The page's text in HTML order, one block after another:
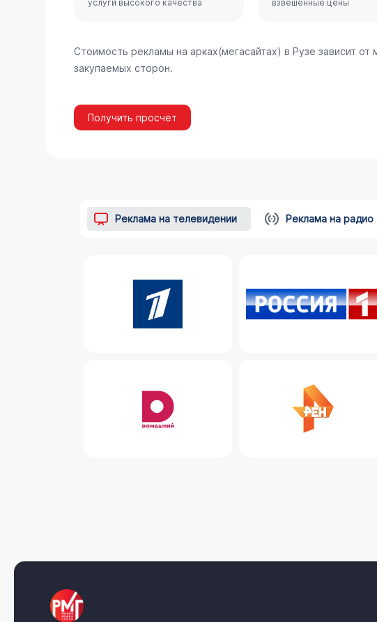
услуги высокого качества взвешенные цены
Стоимость рекламы на арках(мегасайтах) в Рузе зависит
закупаемых сторон.
Получить просчёт
Реклама на телевидении Реклама на радио